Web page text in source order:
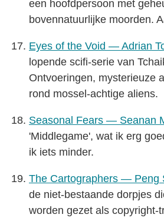
een hoofdpersoon met
bovennatuurlijke moorden.
Eyes of the Void — Adrian
lopende scifi-serie van
Ontvoeringen, mysterieuze
rond mossel-achtige aliens.
Seasonal Fears — Seanan
'Middlegame', wat ik erg
ik iets minder.
The Cartographers — Peng
de niet-bestaande dorpjes
worden gezet als copyright-